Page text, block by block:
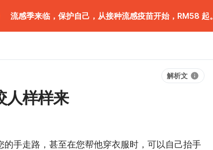
流感季来临，保护自己，从接种流感疫苗开始，RM58 起
解析文
人样样来
手走路，甚至在您帮他穿衣服时，可以自己抬手